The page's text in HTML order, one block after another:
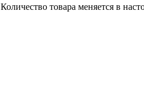
Количество товара меняется в